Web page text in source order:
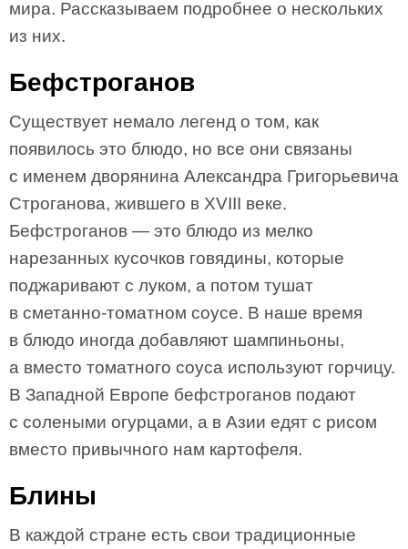
мира. Рассказываем подробнее о нескольких
из них.
Бефстроганов
Существует немало легенд о том, как
появилось это блюдо, но все они связаны
с именем дворянина Александра Григорьевича
Строганова, жившего в XVIII веке.
Бефстроганов — это блюдо из мелко
нарезанных кусочков говядины, которые
поджаривают с луком, а потом тушат
в сметанно-томатном соусе. В наше время
в блюдо иногда добавляют шампиньоны,
а вместо томатного соуса используют горчицу.
В Западной Европе бефстроганов подают
с солеными огурцами, а в Азии едят с рисом
вместо привычного нам картофеля.
Блины
В каждой стране есть свои традиционные